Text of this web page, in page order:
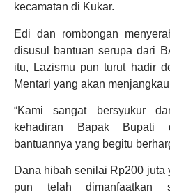
kecamatan di Kukar.
Edi dan rombongan
disusul bantuan serupa dari
itu, Lazismu pun turut hadir
Mentari yang akan
“Kami sangat bersyukur
kehadiran Bapak Bupati
bantuannya yang begitu
Dana hibah senilai Rp200 juta
pun telah dimanfaatkan